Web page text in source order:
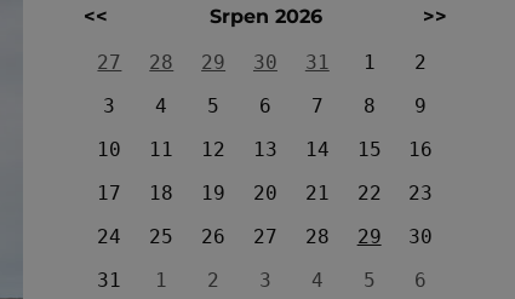
<< Srpen 2026
>>
27
28 29 30 31 1
2
3
4 5 6 7 8
9
10
11 12 13 14 15
16
17
18 19 20 21 22
23
24
25 26 27 28 29
30
31
1 2 3 4 5 6